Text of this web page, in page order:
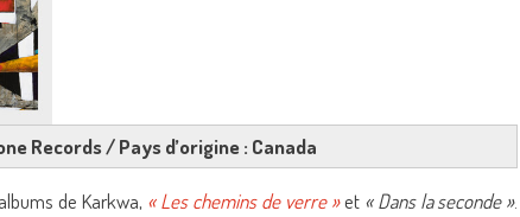
Records / Pays d’origine : Canada
de Karkwa, « Les chemins de verre »et « Dans la seconde ».